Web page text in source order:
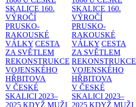
SKALICE 160.
VÝROČÍ
PRUSKO-
RAKOUSKÉ
VÁLKY CESTA
ZA SVĚTLEM
REKONSTRUKCE
VOJENSKÉHO
HŘBITOVA
V ČESKÉ
SKALICI 2023–
2025 KDYŽ MUŽI
SKALICE 160.
VÝROČÍ
PRUSKO-
RAKOUSKÉ
VÁLKY CESTA
ZA SVĚTLEM
REKONSTRUKCE
VOJENSKÉHO
HŘBITOVA
V ČESKÉ
SKALICI 2023–
2025 KDYŽ MUŽI